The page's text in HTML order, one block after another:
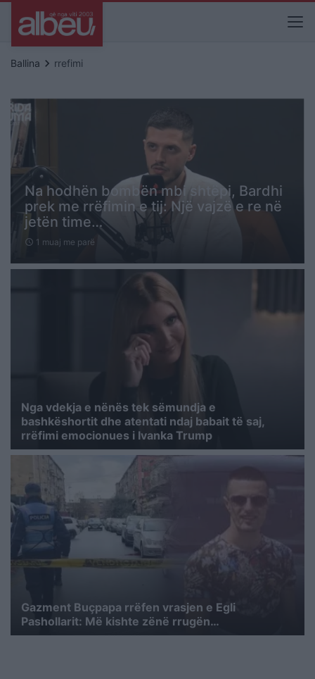
Ballina keyboard_arrow_right rrefimi
Na hodhën bombën mbi shtëpi, Bardhi
prek me rrëfimin e tij: Një vajzë e re në
jetën time…
schedule 1 muaj me parë
Nga vdekja e nënës tek sëmundja e
bashkëshortit dhe atentati ndaj babait të saj,
rrëfimi emocionues i Ivanka Trump
Gazment Buçpapa rrëfen vrasjen e Egli
Pashollarit: Më kishte zënë rrugën…